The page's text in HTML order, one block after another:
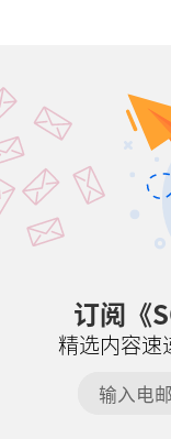
订阅《
精选内容速